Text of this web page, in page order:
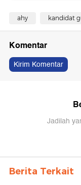
ahy kandidat
Komentar
Kirim Komentar
Jadilah
Berita Terkait